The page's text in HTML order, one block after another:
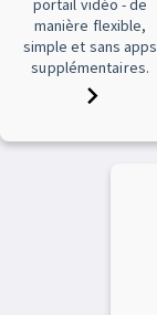
manière flexible,
simple et sans apps
supplémentaires.